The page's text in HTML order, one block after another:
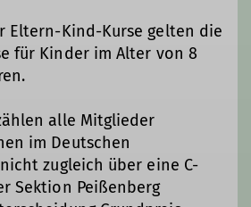
Eltern-Kind-Kurse gelten die
für Kinder im Alter von 8
alle Mitglieder
im Deutschen
zugleich über eine C-
Sektion Peißenberg